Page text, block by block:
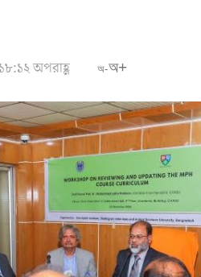
অপরাহ্ণ অ-অ+